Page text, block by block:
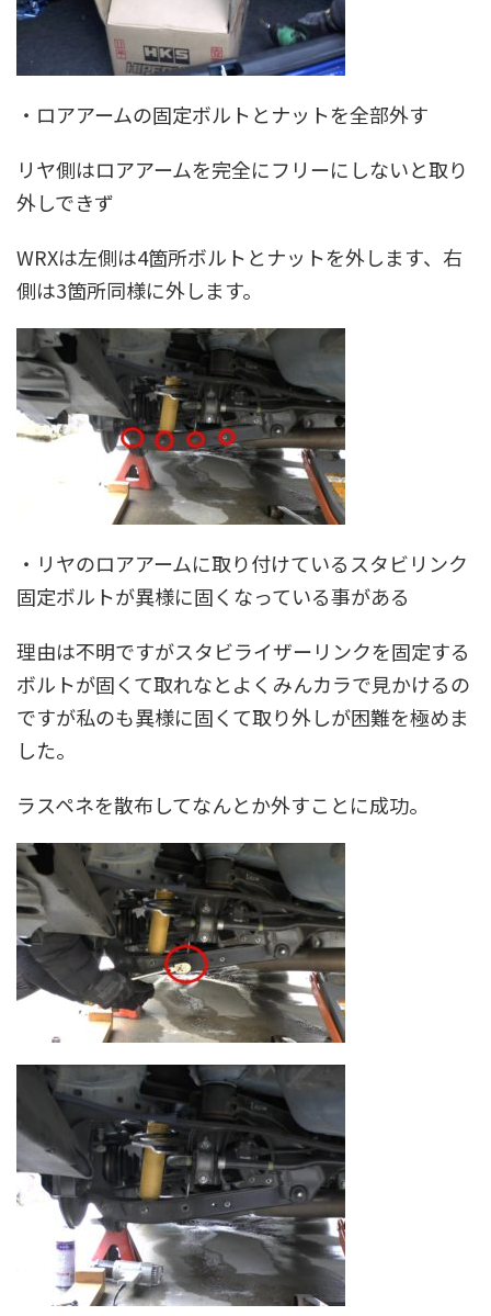
・ロアアームの固定ボルトとナットを全部外す
リヤ側はロアアームを完全にフリーにしないと取り
外しできず
WRXは左側は4箇所ボルトとナットを外します、右
側は3箇所同様に外します。
・リヤのロアアームに取り付けている スタビリンク
固定ボルトが異様に固くなっている事がある
理由は不明ですがスタビライザーリンクを固定する
ボルトが固くて取れなとよくみんカラで見かけるの
ですが私のも異様に固くて取り外しが困難を極めま
した。
ラスペネを散布してなんとか外すことに成功。